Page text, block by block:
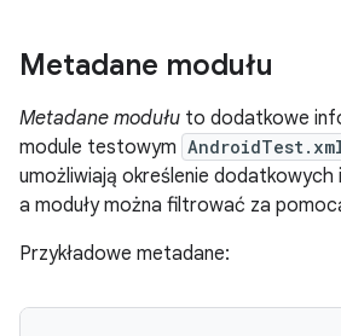
Metadane modułu
Metadane modułu to dodatkowe
module testowym
umożliwiają określenie
a moduły można filtrować za
Przykładowe metadane: